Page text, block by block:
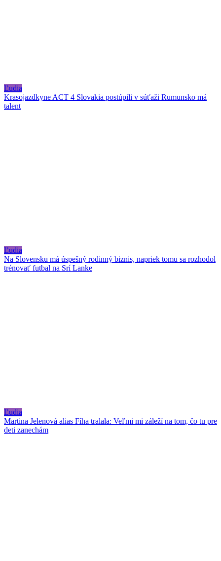
Ľudia
Krasojazdkyne ACT 4 Slovakia postúpili v súťaži Rumunsko má
talent
Ľudia
Na Slovensku má úspešný rodinný biznis, napriek tomu sa rozhodol
trénovať futbal na Srí Lanke
Ľudia
Martina Jelenová alias Fíha tralala: Veľmi mi záleží na tom, čo tu pre
deti zanechám